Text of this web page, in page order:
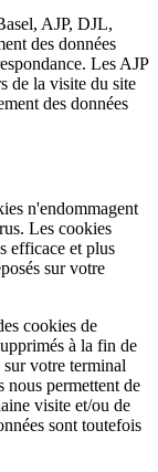
AJP, DJL,
des données
Les AJP
de la visite du site
des données
n'endommagent
Les cookies
efficace et plus
sur votre
cookies de
à la fin de
votre terminal
nous permettent de
visite et/ou de
sont toutefois